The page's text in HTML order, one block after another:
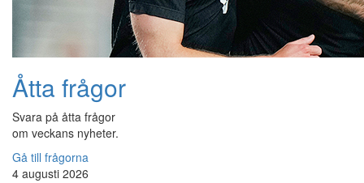
Åtta frågor
Svara på åtta frågor
om veckans nyheter.
Gå till frågorna
4 augusti 2026